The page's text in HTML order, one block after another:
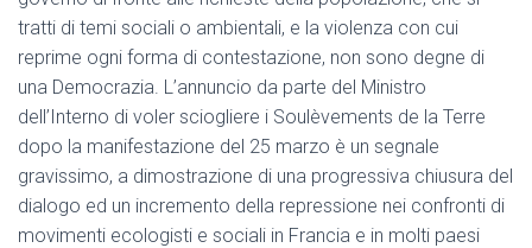
tratti di temi sociali o ambientali, e la violenza con cui
reprime ogni forma di contestazione, non sono degne di
una Democrazia. L’annuncio da parte del Ministro
dell’Interno di voler sciogliere i Soulèvements de la Terre
dopo la manifestazione del 25 marzo è un segnale
gravissimo, a dimostrazione di una progressiva chiusura del
dialogo ed un incremento della repressione nei confronti di
movimenti ecologisti e sociali in Francia e in molti paesi